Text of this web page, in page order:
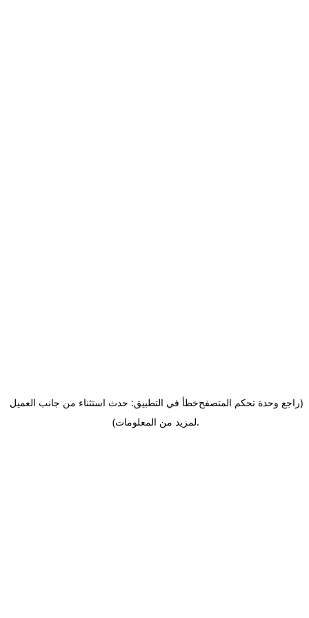
خطأ في التطبيق: حدث استثناء من جانب العميل(راجع وحدة تحكم المتصفح
لمزيد من المعلومات).